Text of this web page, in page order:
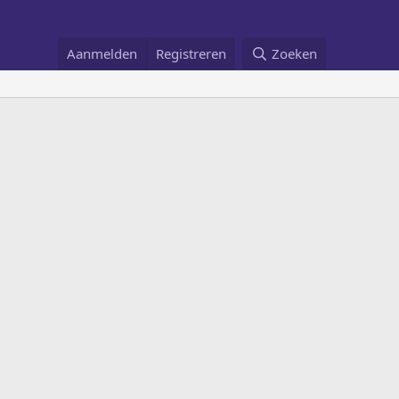
Aanmelden Registreren Zoeken